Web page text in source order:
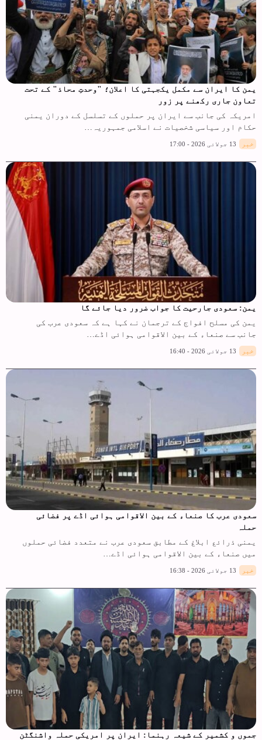
یمن کا ایران سے مکمل یکجہتی کا اعلان؛ "وحدتِ محاذ" کے تحت
تعاون جاری رکھنے پر زور
امریکہ کی جانب سے ایران پر حملوں کے تسلسل کے دوران یمنی
حکام اور سیاسی شخصیات نے اسلامی جمہوریہ…
خبر 13 جولائی 2026 - 17:00
یمن: سعودی جارحیت کا جواب ضرور دیا جائے گا
یمن کی مسلح افواج کے ترجمان نے کہا ہے کہ سعودی عرب کی
جانب سے صنعاء کے بین الاقوامی ہوائی اڈے…
خبر 13 جولائی 2026 - 16:40
سعودی عرب کا صنعاء کے بین الاقوامی ہوائی اڈے پر فضائی
حملہ
یمنی ذرائع ابلاغ کے مطابق سعودی عرب نے متعدد فضائی حملوں
میں صنعاء کے بین الاقوامی ہوائی اڈے…
خبر 13 جولائی 2026 - 16:38
جموں و کشمیر کے شیعہ رہنما: ایران پر امریکی حملہ واشنگٹن